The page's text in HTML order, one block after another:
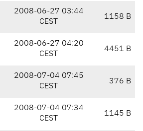
2008-06-27 03:44
CEST
1158 B
2008-06-27 04:20
CEST
4451 B
2008-07-04 07:45
CEST
376 B
2008-07-04 07:34
CEST
1145 B